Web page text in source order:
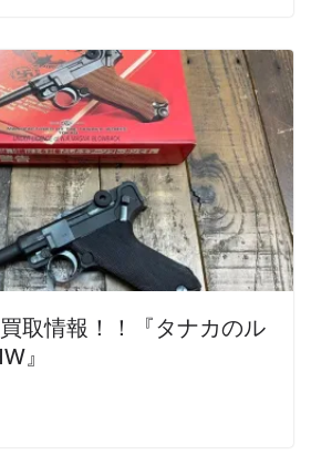
取情報！！『タナカのル
』